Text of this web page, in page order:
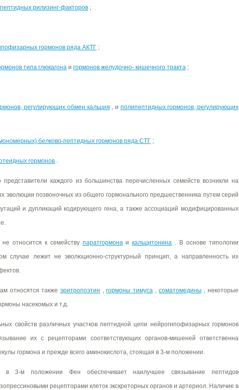
рилизинг-факторов ;
гормонов ряда АКТГ ;
типа глюкагона и гормонов желудочно- кишечного тракта ;
регулирующих обмен кальция , и полипептидных гормонов, регулирующих
белково-пептидных гормонов ряда СТГ ;
гормонов .
представители каждого из большинства перечисленных семейств возникли на
эволюции позвоночных из общего гормонального предшественника путем серий
и дупликаций кодирующего гена, а также ассоциаций модифицированных
относится к семейству паратгормонаикальцитонина . В основе типологии
случае лежит не эволюционно-структурный принцип, а направленность их
относятся также эритропоэтин ,гормоны тимуса, соматомедины , некоторые
насекомых и т.д.
свойств различных участков пептидной цепи нейрогипофизарных гормонов
их с рецепторами соответствующих органов-мишеней ответственна
гормона и прежде всего аминокислота, стоящая в 3-м положении.
в 3-м положении Фен обеспечивает наилучшее связывание пептидов
рецепторами клеток экскреторных органов и артериол. Наличие в